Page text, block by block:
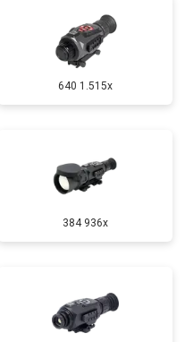
640 1.515x
384 936x